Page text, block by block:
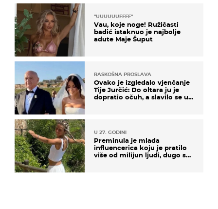
"UUUUUUFFFF"
Vau, koje noge! Ružičasti
badić istaknuo je najbolje
adute Maje Šuput
RASKOŠNA PROSLAVA
Ovako je izgledalo vjenčanje
Tije Jurčić: Do oltara ju je
dopratio očuh, a slavilo se uz
U 27. GODINI
Preminula je mlada
influencerica koju je pratilo
više od milijun ljudi, dugo se